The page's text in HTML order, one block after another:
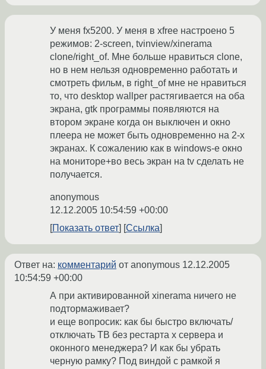
У меня fx5200. У меня в xfree настроено 5
режимов: 2-screen, tvinview/xinerama
clone/right_of. Мне больше нравиться clone,
но в нем нельзя одновременно работать и
смотреть фильм, в right_of мне не нравиться
то, что desktop wallper растягивается на оба
экрана, gtk программы появляются на
втором экране когда он выключен и окно
плеера не может быть одновременно на 2-х
экранах. К сожалению как в windows-е окно
на мониторе+во весь экран на tv сделать не
получается.
anonymous
12.12.2005 10:54:59 +00:00
Показать ответ
Ссылка
Ответ на: комментарий от anonymous 12.12.2005
10:54:59 +00:00
А при активированной xinerama ничего не
подтормаживает?
и еще вопросик: как бы быстро включать/
отключать ТВ без рестарта х сервера и
оконного менеджера? И как бы убрать
черную рамку? Под виндой с рамкой я